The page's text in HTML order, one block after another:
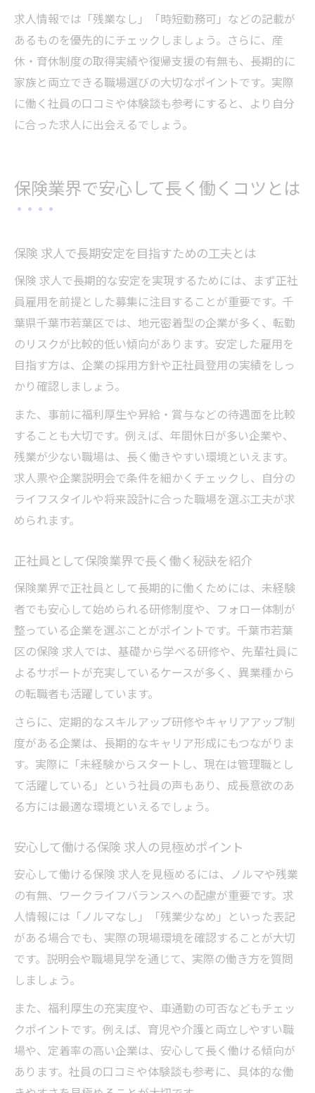
求人情報では「残業なし」「時短勤務可」などの記載が
あるものを優先的にチェックしましょう。さらに、産
休・育休制度の取得実績や復帰支援の有無も、長期的に
家族と両立できる職場選びの大切なポイントです。実際
に働く社員の口コミや体験談も参考にすると、より自分
に合った求人に出会えるでしょう。
保険業界で安心して長く働くコツとは
保険 求人で長期安定を目指すための工夫とは
保険 求人で長期的な安定を実現するためには、まず正社
員雇用を前提とした募集に注目することが重要です。千
葉県千葉市若葉区では、地元密着型の企業が多く、転勤
のリスクが比較的低い傾向があります。安定した雇用を
目指す方は、企業の採用方針や正社員登用の実績をしっ
かり確認しましょう。
また、事前に福利厚生や昇給・賞与などの待遇面を比較
することも大切です。例えば、年間休日が多い企業や、
残業が少ない職場は、長く働きやすい環境といえます。
求人票や企業説明会で条件を細かくチェックし、自分の
ライフスタイルや将来設計に合った職場を選ぶ工夫が求
められます。
正社員として保険業界で長く働く秘訣を紹介
保険業界で正社員として長期的に働くためには、未経験
者でも安心して始められる研修制度や、フォロー体制が
整っている企業を選ぶことがポイントです。千葉市若葉
区の保険 求人では、基礎から学べる研修や、先輩社員に
よるサポートが充実しているケースが多く、異業種から
の転職者も活躍しています。
さらに、定期的なスキルアップ研修やキャリアアップ制
度がある企業は、長期的なキャリア形成にもつながりま
す。実際に「未経験からスタートし、現在は管理職とし
て活躍している」という社員の声もあり、成長意欲のあ
る方には最適な環境といえるでしょう。
安心して働ける保険 求人の見極めポイント
安心して働ける保険 求人を見極めるには、ノルマや残業
の有無、ワークライフバランスへの配慮が重要です。求
人情報には「ノルマなし」「残業少なめ」といった表記
がある場合でも、実際の現場環境を確認することが大切
です。説明会や職場見学を通じて、実際の働き方を質問
しましょう。
また、福利厚生の充実度や、車通勤の可否などもチェッ
クポイントです。例えば、育児や介護と両立しやすい職
場や、定着率の高い企業は、安心して長く働ける傾向が
あります。社員の口コミや体験談も参考に、具体的な働